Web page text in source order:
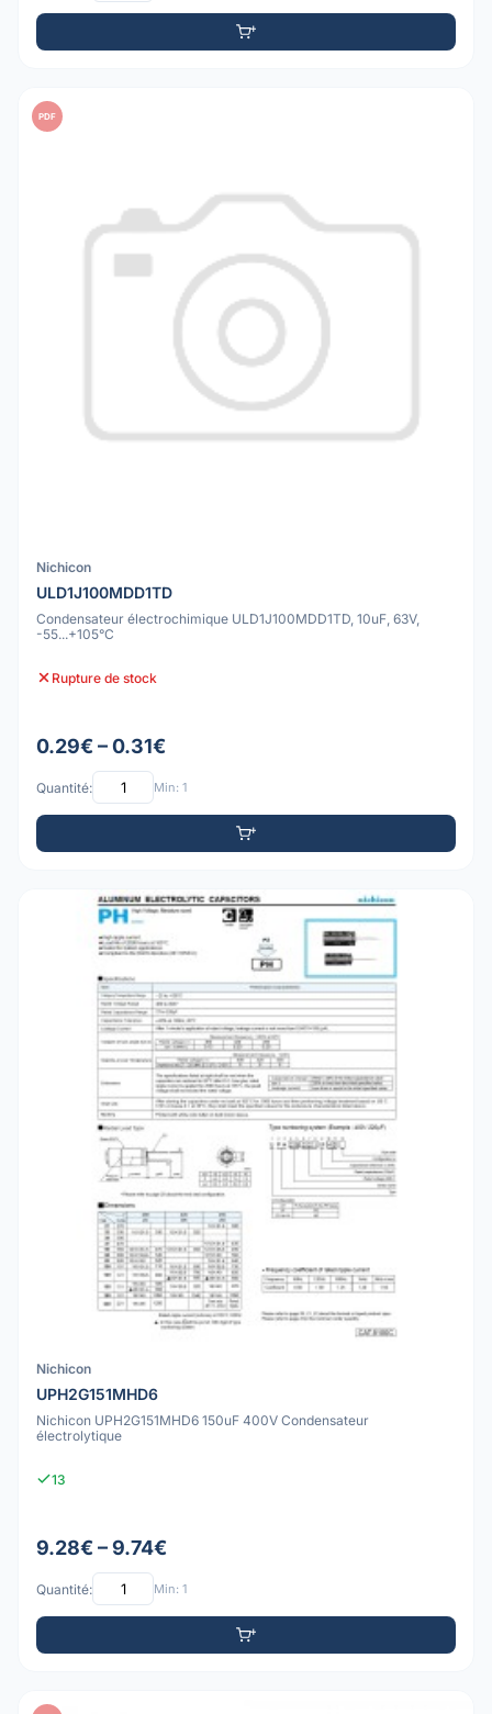
PDF
Nichicon
ULD1J100MDD1TD
Condensateur électrochimique ULD1J100MDD1TD, 10uF, 63V,
-55...+105°C
Rupture de stock
0.29€ – 0.31€
Quantité: Min: 1
Nichicon
UPH2G151MHD6
Nichicon UPH2G151MHD6 150uF 400V Condensateur
électrolytique
13
9.28€ – 9.74€
Quantité: Min: 1